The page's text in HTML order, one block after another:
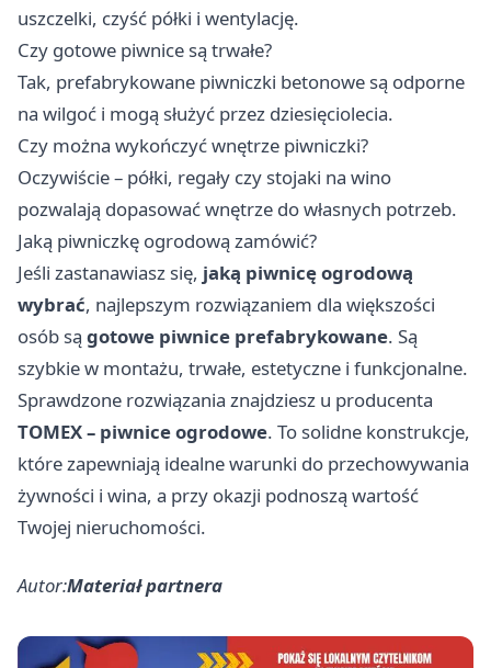
uszczelki, czyść półki i wentylację.
Czy gotowe piwnice są trwałe?
Tak, prefabrykowane piwniczki betonowe są odporne
na wilgoć i mogą służyć przez dziesięciolecia.
Czy można wykończyć wnętrze piwniczki?
Oczywiście – półki, regały czy stojaki na wino
pozwalają dopasować wnętrze do własnych potrzeb.
Jaką piwniczkę ogrodową zamówić?
Jeśli zastanawiasz się, jaką piwnicę ogrodową
wybrać, najlepszym rozwiązaniem dla większości
osób są gotowe piwnice prefabrykowane. Są
szybkie w montażu, trwałe, estetyczne i funkcjonalne.
Sprawdzone rozwiązania znajdziesz u producenta
TOMEX – piwnice ogrodowe. To solidne konstrukcje,
które zapewniają idealne warunki do przechowywania
żywności i wina, a przy okazji podnoszą wartość
Twojej nieruchomości.
Autor:Materiał partnera